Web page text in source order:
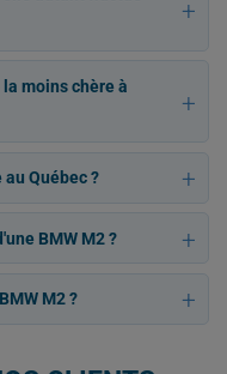
moins chère à
Québec ?
BMW M2 ?
M2 ?